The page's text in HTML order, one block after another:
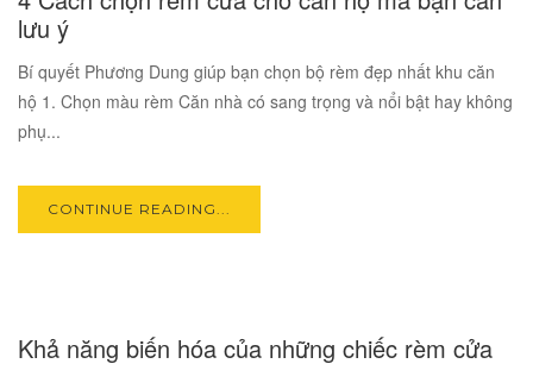
lưu ý
Bí quyết Phương Dung giúp bạn chọn bộ rèm đẹp nhất khu căn
hộ 1. Chọn màu rèm Căn nhà có sang trọng và nổi bật hay không
phụ...
CONTINUE READING...
OCT
Khả năng biến hóa của những chiếc rèm cửa